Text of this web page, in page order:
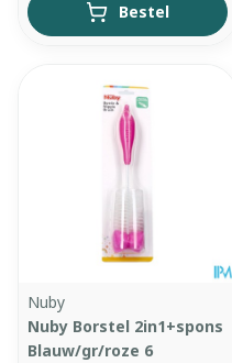
Bestel
Nuby
Nuby Borstel 2in1+spons
Blauw/gr/roze 6